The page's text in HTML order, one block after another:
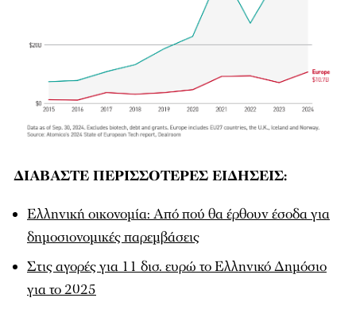
ΔΙΑΒΑΣΤΕ ΠΕΡΙΣΣΟΤΕΡΕΣ ΕΙΔΗΣΕΙΣ:
Ελληνική οικονομία: Από πού θα έρθουν έσοδα για
δημοσιονομικές παρεμβάσεις
Στις αγορές για 11 δισ. ευρώ το Ελληνικό Δημόσιο
για το 2025